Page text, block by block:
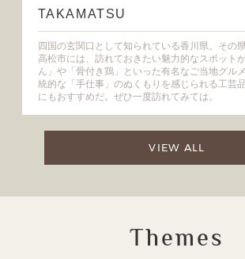
TAKAMATSU
四国の玄関口として知られている香川県。その
高松市には、訪れておきたい魅力的なスポット
ん」や「骨付き鶏」といった有名なご当地グル
統的な「手仕事」のぬくもりを感じられる工芸
にもおすすめだ。ぜひ一度訪れてみては。
VIEW ALL
Themes